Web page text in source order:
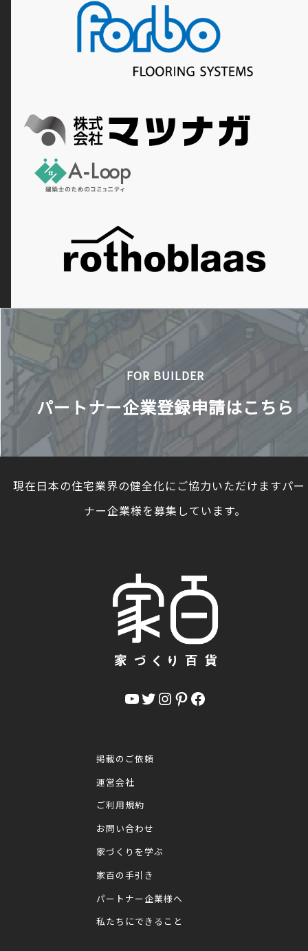
FOR BUILDER
パートナー企業登録申請はこちら
現在日本の住宅業界の健全化にご協力いただけますパ
ナー企業様を募集しています。
YouTube Twitter InstagramPinterest Facebook
掲載のご依頼
運営会社
ご利用規約
お問い合わせ
家づくりを学ぶ
家百の手引き
パートナー企業様へ
私たちにできること